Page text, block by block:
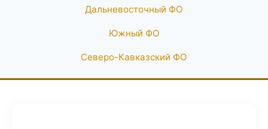
Дальневосточный ФО
Южный ФО
Северо-Кавказский ФО